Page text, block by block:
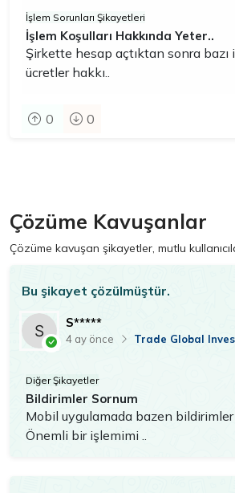
İşlem Sorunları Şikayetleri
İşlem Koşulları Hakkında Yeter..
Şirkette hesap açtıktan sonra bazı
ücretler hakkı..
0 0
Çözüme Kavuşanlar
Çözüme kavuşan şikayetler, mutlu
Bu şikayet çözülmüştür.
S*****
4 ay önce Trade Global
Diğer Şikayetler
Bildirimler Sornum
Mobil uygulamada bazen
Önemli bir işlemimi ..